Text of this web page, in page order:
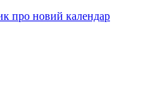
про новий календар